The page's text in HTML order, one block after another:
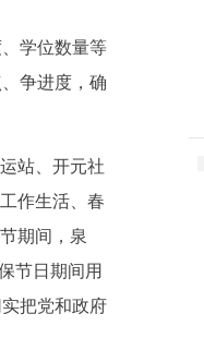
学位数量等
争进度，确
站、开元社
作生活、春
期间，泉
节日期间用
把党和政府